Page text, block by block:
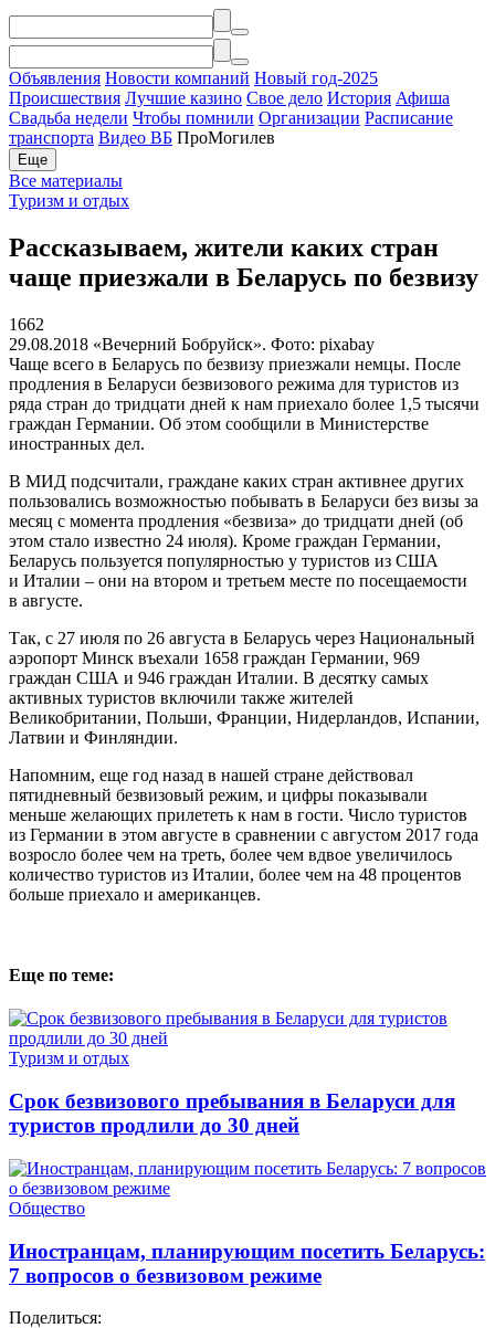
Объявления Новости компаний Новый год-2025
Происшествия Лучшие казино Свое дело История Афиша
Свадьба недели Чтобы помнили Организации Расписание
транспорта Видео ВБ ПроМогилев
Еще
Все материалы
Туризм и отдых
Рассказываем, жители каких стран
чаще приезжали в Беларусь по безвизу
1662
29.08.2018 «Вечерний Бобруйск». Фото: pixabay
Чаще всего в Беларусь по безвизу приезжали немцы. После
продления в Беларуси безвизового режима для туристов из
ряда стран до тридцати дней к нам приехало более 1,5 тысячи
граждан Германии. Об этом сообщили в Министерстве
иностранных дел.
В МИД подсчитали, граждане каких стран активнее других
пользовались возможностью побывать в Беларуси без визы за
месяц с момента продления «безвиза» до тридцати дней (об
этом стало известно 24 июля). Кроме граждан Германии,
Беларусь пользуется популярностью у туристов из США
и Италии – они на втором и третьем месте по посещаемости
в августе.
Так, с 27 июля по 26 августа в Беларусь через Национальный
аэропорт Минск въехали 1658 граждан Германии, 969
граждан США и 946 граждан Италии. В десятку самых
активных туристов включили также жителей
Великобритании, Польши, Франции, Нидерландов, Испании,
Латвии и Финляндии.
Напомним, еще год назад в нашей стране действовал
пятидневный безвизовый режим, и цифры показывали
меньше желающих прилететь к нам в гости. Число туристов
из Германии в этом августе в сравнении с августом 2017 года
возросло более чем на треть, более чем вдвое увеличилось
количество туристов из Италии, более чем на 48 процентов
больше приехало и американцев.
Еще по теме:
Туризм и отдых
Срок безвизового пребывания в Беларуси для
туристов продлили до 30 дней
Общество
Иностранцам, планирующим посетить Беларусь:
7 вопросов о безвизовом режиме
Поделиться: